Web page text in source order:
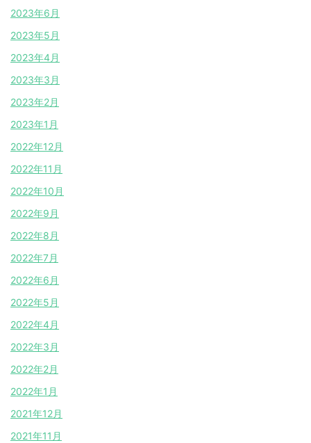
2023年6月
2023年5月
2023年4月
2023年3月
2023年2月
2023年1月
2022年12月
2022年11月
2022年10月
2022年9月
2022年8月
2022年7月
2022年6月
2022年5月
2022年4月
2022年3月
2022年2月
2022年1月
2021年12月
2021年11月